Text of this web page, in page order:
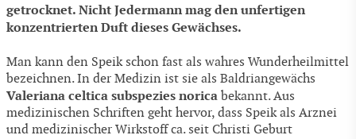
getrocknet. Nicht Jedermann mag den unfertigen
konzentrierten Duft dieses Gewächses.
Man kann den Speik schon fast als wahres Wunderheilmittel
bezeichnen. In der Medizin ist sie als Baldriangewächs
Valeriana celtica subspezies norica bekannt. Aus
medizinischen Schriften geht hervor, dass Speik als Arznei
und medizinischer Wirkstoff ca. seit Christi Geburt